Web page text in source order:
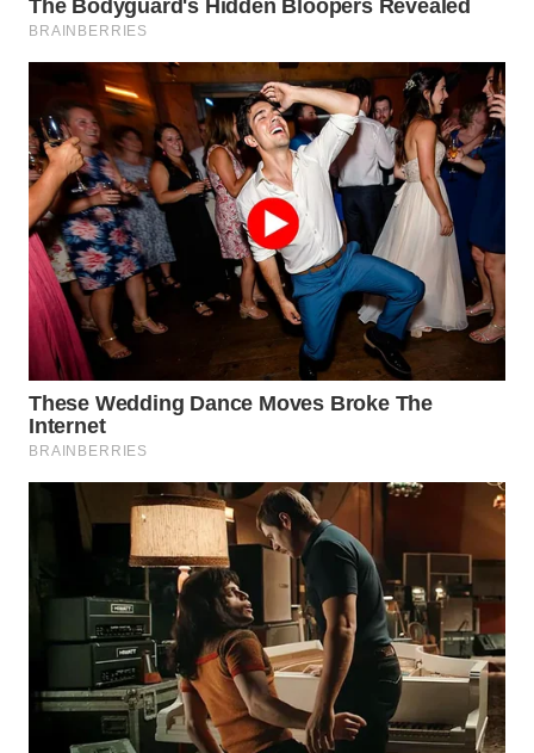
WN
SAMOSIR
WN
PADANG
LAWAS
WN
SUMEDANG
WN
CIANJUR
WN
KEPULAUAN
SERIBU
TANGERANG
WN
BINJAI
WN
CIREBON